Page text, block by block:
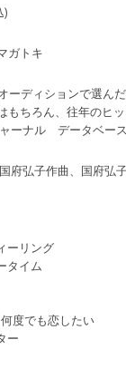
)
ガトキ
ーディションで選ん
もちろん、往年のヒ
ーナル データベー
国府弘子作曲、国府弘
ーリング
タイム
度でも恋したい
ー